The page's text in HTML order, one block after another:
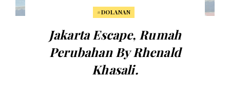
#DOLANAN
Jakarta Escape, Rumah
Perubahan By Rhenald
Khasali.